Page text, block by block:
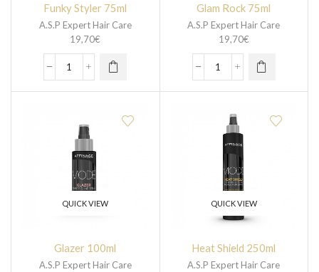
Funky Styler 75ml
A.S.P Expert Hair Care
19,70€
Glam Rock 75ml
A.S.P Expert Hair Care
19,70€
QUICK VIEW
Glazer 100ml
A.S.P Expert Hair Care
QUICK VIEW
Heat Shield 250ml
A.S.P Expert Hair Care